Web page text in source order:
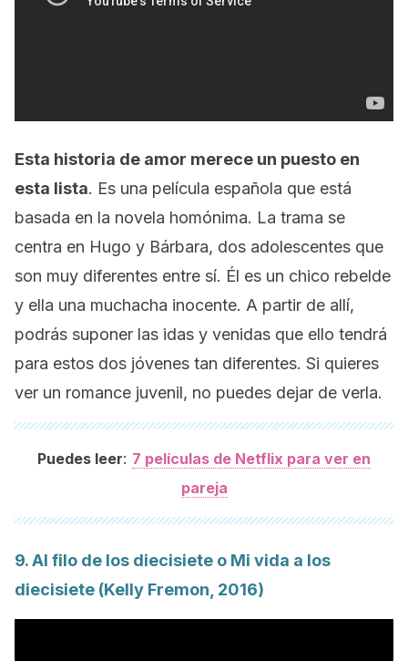
Esta historia de amor merece un puesto en
esta lista. Es una película española que está
basada en la novela homónima. La trama se
centra en Hugo y Bárbara, dos adolescentes que
son muy diferentes entre sí. Él es un chico rebelde
y ella una muchacha inocente. A partir de allí,
podrás suponer las idas y venidas que ello tendrá
para estos dos jóvenes tan diferentes. Si quieres
ver un romance juvenil, no puedes dejar de verla.
Puedes leer: 7 películas de Netflix para ver en
pareja
9.Al filo de los diecisiete o Mi vida a los
diecisiete (Kelly Fremon, 2016)